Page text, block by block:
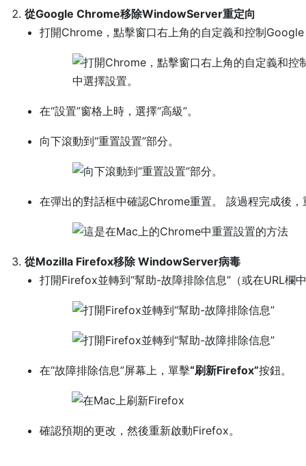
從Google Chrome移除WindowServer重定向
打開Chrome，點擊窗口右上角的自定義和控制
在“設置”窗格上時，選擇“高級”。
向下滾動到“重置設置”部分。
在彈出的對話框中確認Chrome重置。 該過程完成後
從Mozilla Firefox移除 WindowServer病毒
打開Firefox並轉到“幫助-故障排除信息”（或在URL欄
在“故障排除信息”屏幕上，單擊“刷新Firefox”按鈕。
確認預期的更改，然後重新啟動Firefox。